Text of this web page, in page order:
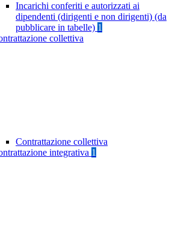
Incarichi conferiti e autorizzati ai
dipendenti (dirigenti e non dirigenti) (da
pubblicare in tabelle) 1
collettiva
Contrattazione collettiva
integrativa 1